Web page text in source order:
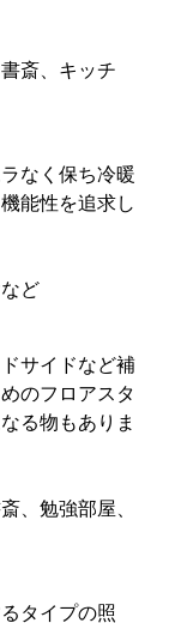
斎、キッチ
なく保ち冷暖
能性を追求し
ど
サイドなど補
のフロアスタ
る物もありま
、勉強部屋、
タイプの照